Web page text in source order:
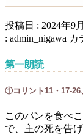
投稿日 : 2024年9
: admin_nigawa カ
第一朗読
①コリント11・17-26
このパンを食べ
で、主の死を告